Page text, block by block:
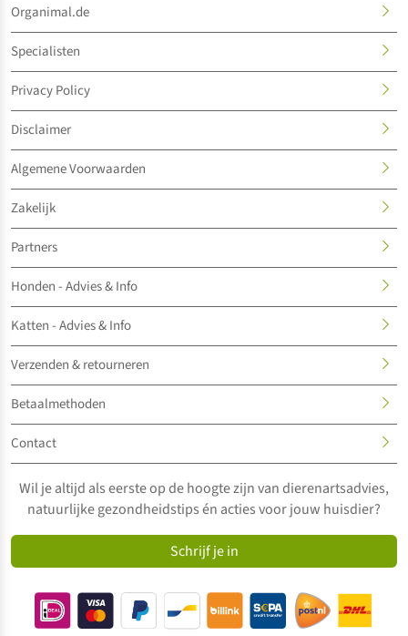
Organimal.de
Specialisten
Privacy Policy
Disclaimer
Algemene Voorwaarden
Zakelijk
Partners
Honden - Advies & Info
Katten - Advies & Info
Verzenden & retourneren
Betaalmethoden
Contact
Wil je altijd als eerste op de hoogte zijn van dierenartsadvies,
natuurlijke gezondheidstips én acties voor jouw huisdier?
Schrijf je in